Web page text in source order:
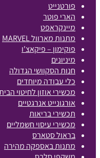
פורטנייט
הארי פוטר
מיינקראפט
מתנות מארוול MARVEL
פוקימון – פיקאצ'ו
מיניונים
חנות הסקוושי הגדולה
כלי עבודה מיוחדים
מכשירי אוזון לחיטוי
אורגונייט אנרגטיים
תכשירי בריאות
מכשירי עיסוי חשמליים
בראול סטארס
מתנות באספקה מהירה